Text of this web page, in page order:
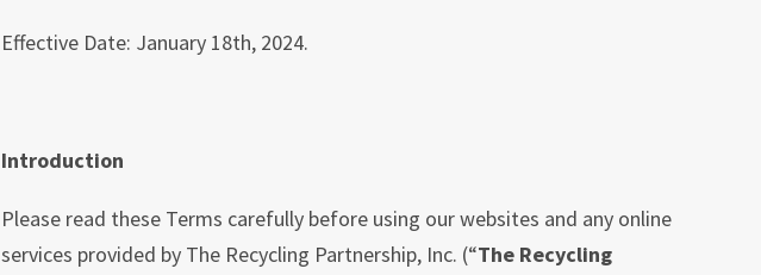
Effective Date: January 18th, 2024.
Introduction
Please read these Terms carefully before using our websites and any online
services provided by The Recycling Partnership, Inc. (“The Recycling